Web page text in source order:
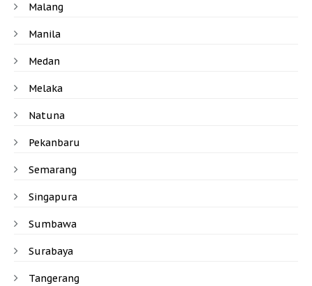
Malang
Manila
Medan
Melaka
Natuna
Pekanbaru
Semarang
Singapura
Sumbawa
Surabaya
Tangerang